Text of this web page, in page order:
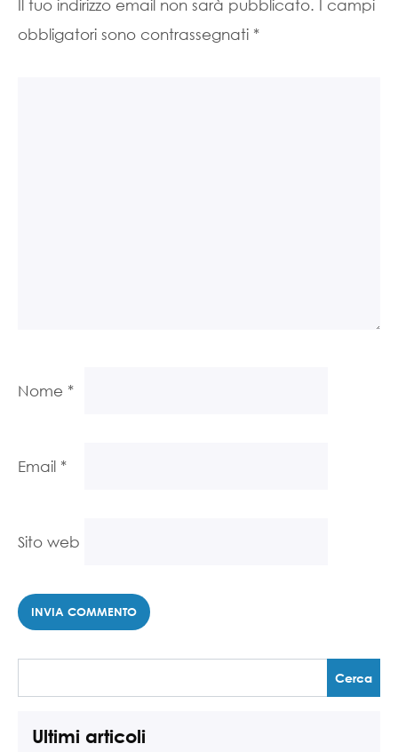
Il tuo indirizzo email non sarà pubblicato.
I campi
obbligatori sono contrassegnati *
Nome *
Email *
Sito web
Ultimi articoli